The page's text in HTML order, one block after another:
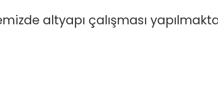
altyapı çalışması